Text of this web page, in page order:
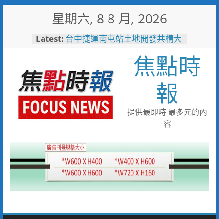
星期六, 8 8 月, 2026
Latest: 台中捷運南屯站土地開發共構大
新地標實現軌道經濟願景
警友辦事處大力相挺！岡山分局
送上「父親節」暖心祝福
守望相助的暖心守護 湖內警消
聯手破門化解獨居翁的危機
歡慶父親節！《台中通
TCPASS》APP 攜手在地名店熱
捐「300萬」助熊本震災重建
焦點時
報
提供最即時 最多元的內
容